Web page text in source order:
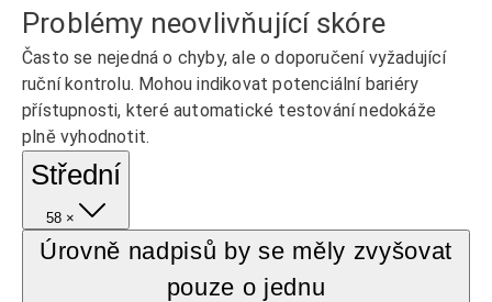
Problémy neovlivňující skóre
Často se nejedná o chyby, ale o doporučení vyžadující
ruční kontrolu. Mohou indikovat potenciální bariéry
přístupnosti, které automatické testování nedokáže
plně vyhodnotit.
Střední
58 ×
Úrovně nadpisů by se měly zvyšovat
pouze o jednu